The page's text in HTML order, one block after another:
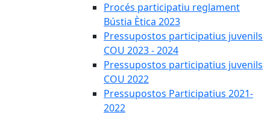
Procés participatiu reglament
Bústia Ètica 2023
Pressupostos participatius juvenils
COU 2023 - 2024
Pressupostos participatius juvenils
COU 2022
Pressupostos Participatius 2021-
2022